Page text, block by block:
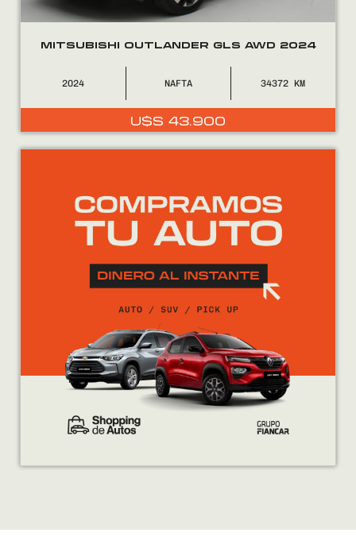
MITSUBISHI OUTLANDER GLS AWD 2024
2024 NAFTA 34372
U$S 43.900